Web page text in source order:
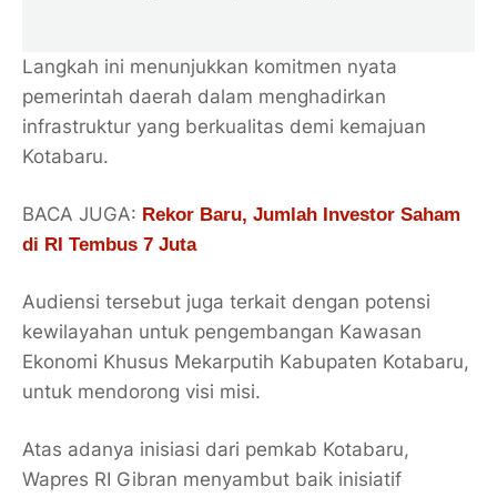
Langkah ini menunjukkan komitmen nyata
pemerintah daerah dalam menghadirkan
infrastruktur yang berkualitas demi kemajuan
Kotabaru.
BACA JUGA: Rekor Baru, Jumlah Investor Saham
di RI Tembus 7 Juta
Audiensi tersebut juga terkait dengan potensi
kewilayahan untuk pengembangan Kawasan
Ekonomi Khusus Mekarputih Kabupaten Kotabaru,
untuk mendorong visi misi.
Atas adanya inisiasi dari pemkab Kotabaru,
Wapres RI Gibran menyambut baik inisiatif